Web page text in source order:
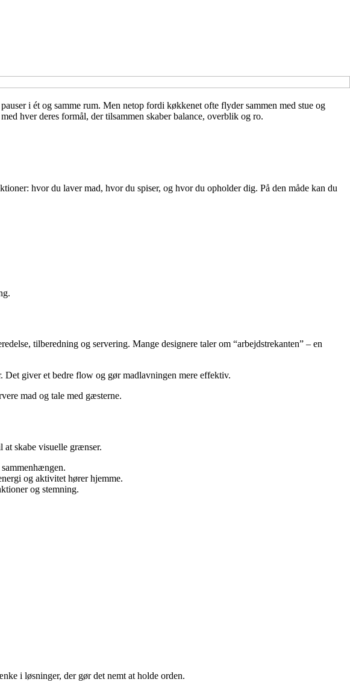
i ét og samme rum. Men netop fordi køkkenet ofte flyder sammen med stue og
hver deres formål, der tilsammen skaber balance, overblik og ro.
hvor du laver mad, hvor du spiser, og hvor du opholder dig. På den måde kan du
tilberedning og servering. Mange designere taler om “arbejdstrekanten” – en
Det giver et bedre flow og gør madlavningen mere effektiv.
mad og tale med gæsterne.
skabe visuelle grænser.
og aktivitet hører hjemme.
og stemning.
i løsninger, der gør det nemt at holde orden.